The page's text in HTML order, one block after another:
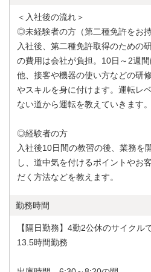
＜入社後の流れ＞
◎未経験者の方（第二種免許をお持
入社後、第二種免許取得のための
の費用は会社が負担。10日～2週
他、接客や機器の使い方などの研
やスキルを身に付けます。運転レ
ない道から運転を教えていきます。
◎経験者の方
入社後10日間の教習の後、業務を
し、道中気を付けるポイントやお
だく方法などを教えます。
勤務時間
【隔日勤務】4勤2公休のサイクル
13.5時間勤務